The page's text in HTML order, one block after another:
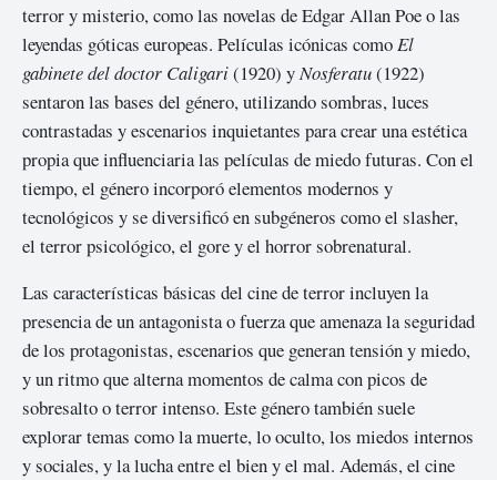
terror y misterio, como las novelas de Edgar Allan Poe o las
leyendas góticas europeas. Películas icónicas como El
gabinete del doctor Caligari(1920) y Nosferatu(1922)
sentaron las bases del género, utilizando sombras, luces
contrastadas y escenarios inquietantes para crear una estética
propia que influenciaria las películas de miedo futuras. Con el
tiempo, el género incorporó elementos modernos y
tecnológicos y se diversificó en subgéneros como el slasher,
el terror psicológico, el gore y el horror sobrenatural.
Las características básicas del cine de terror incluyen la
presencia de un antagonista o fuerza que amenaza la seguridad
de los protagonistas, escenarios que generan tensión y miedo,
y un ritmo que alterna momentos de calma con picos de
sobresalto o terror intenso. Este género también suele
explorar temas como la muerte, lo oculto, los miedos internos
y sociales, y la lucha entre el bien y el mal. Además, el cine